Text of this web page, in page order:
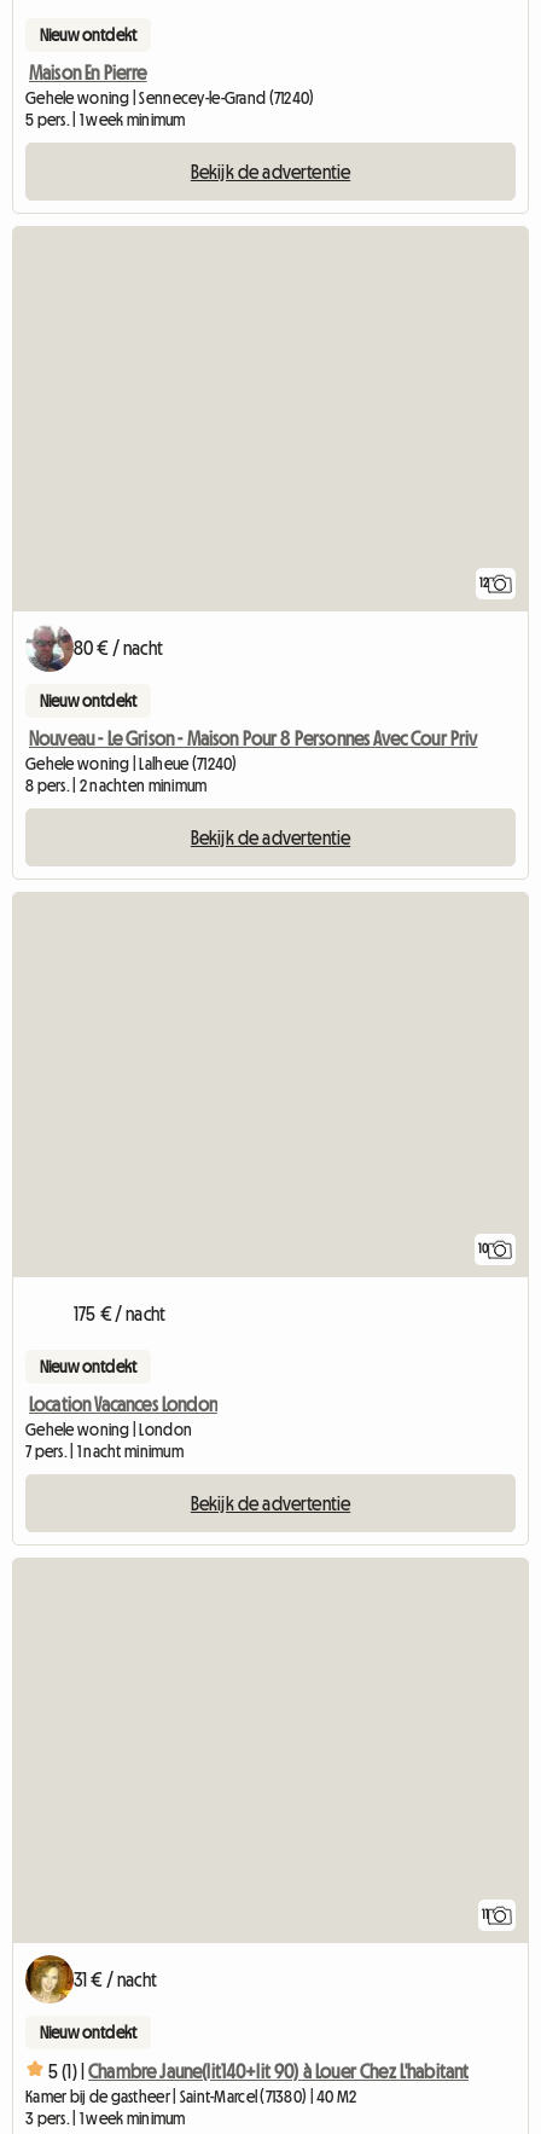
Nieuw ontdekt
Maison En Pierre
Gehele woning | Sennecey-le-Grand (71240)
5 pers. | 1 week minimum
Bekijk de advertentie
12
80 € / nacht
Nieuw ontdekt
Nouveau - Le Grison - Maison Pour 8 Personnes Avec Cour Priv
Gehele woning | Lalheue (71240)
8 pers. | 2 nachten minimum
Bekijk de advertentie
10
175 € / nacht
Nieuw ontdekt
Location Vacances London
Gehele woning | London
7 pers. | 1 nacht minimum
Bekijk de advertentie
31 € / nacht
Nieuw ontdekt
5 (1) | Chambre Jaune(lit140+lit 90) à Louer Chez L'habitant
Kamer bij de gastheer | Saint-Marcel (71380) | 40 M2
3 pers. | 1 week minimum